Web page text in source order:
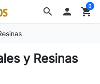
search  shopping_cart
0
y Resinas